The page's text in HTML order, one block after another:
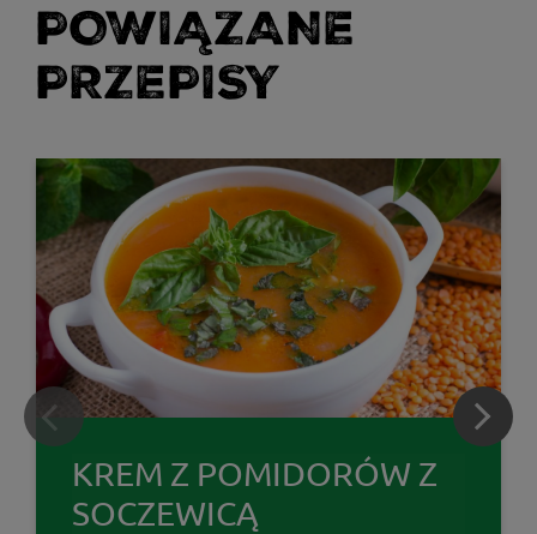
POWIĄZANE
PRZEPISY
KREM Z POMIDORÓW Z
SOCZEWICĄ